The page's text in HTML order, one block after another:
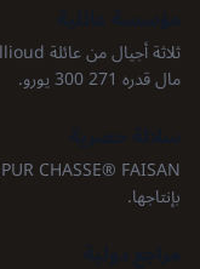
مال قدره 271 300 يورو.
بإنتاجها.